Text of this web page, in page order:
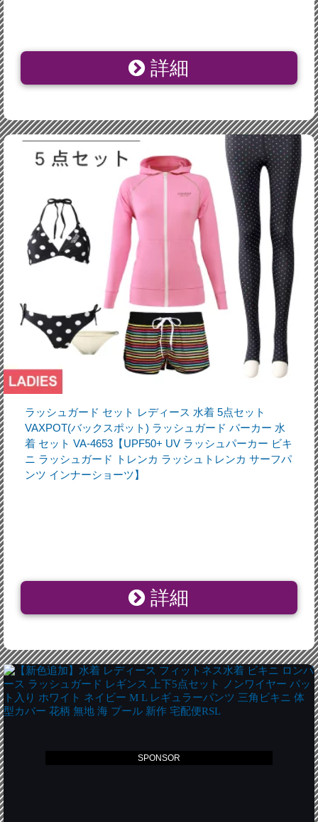
詳細
ラッシュガード セット レディース 水着 5点セット
VAXPOT(バックスポット) ラッシュガード パーカー 水
着 セット VA-4653【UPF50+ UV ラッシュパーカー ビキ
ニ ラッシュガード トレンカ ラッシュトレンカ サーフパ
ンツ インナーショーツ】
詳細
SPONSOR